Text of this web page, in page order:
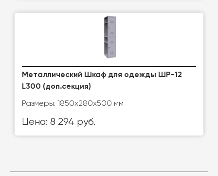
Металлический Шкаф для одежды ШР-12
L300 (доп.секция)
Размеры: 1850х280х500 мм
Цена: 8 294 руб.